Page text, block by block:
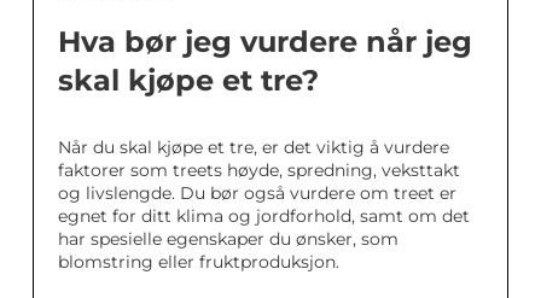
Hva bør jeg vurdere når jeg
skal kjøpe et tre?
Når du skal kjøpe et tre, er det viktig å vurdere
faktorer som treets høyde, spredning, veksttakt
og livslengde. Du bør også vurdere om treet er
egnet for ditt klima og jordforhold, samt om det
har spesielle egenskaper du ønsker, som
blomstring eller fruktproduksjon.